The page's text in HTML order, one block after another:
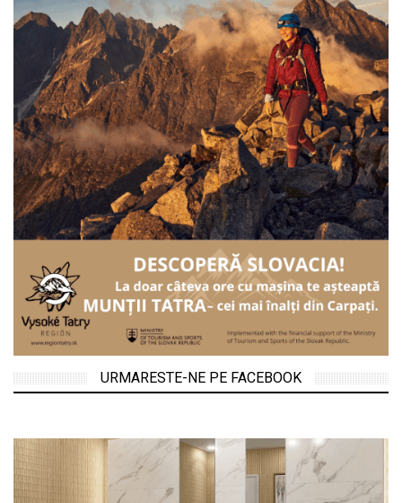
URMARESTE-NE PE FACEBOOK